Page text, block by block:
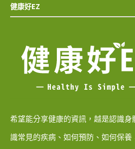
健康好EZ
希望能分享健康的資訊，越是認識
識常見的疾病、如何預防、如何保